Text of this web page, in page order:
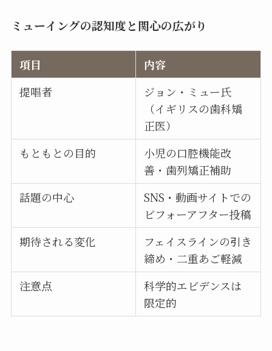
ミューイングの認知度と関心の広がり
項目
内容
提唱者
ジョン・ミュー氏
（イギリスの歯科矯
正医）
もともとの目的
小児の口腔機能改
善・歯列矯正補助
話題の中心
SNS・動画サイトでの
ビフォーアフター投稿
期待される変化
フェイスラインの引き
締め・二重あご軽減
注意点
科学的エビデンスは
限定的